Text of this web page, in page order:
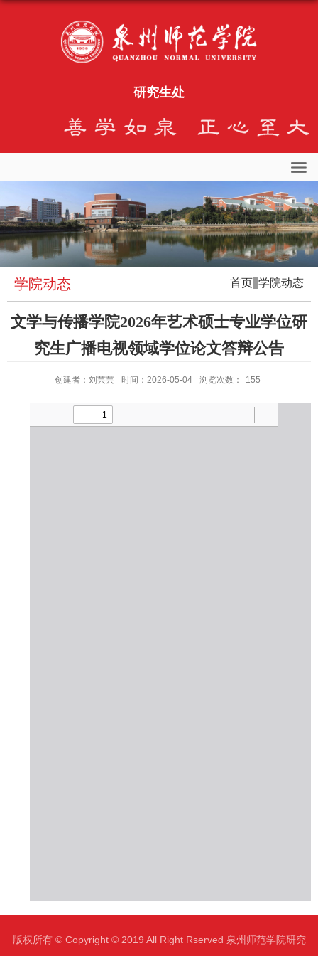
研究生处
首页 学院动态
学院动态
文学与传播学院2026年艺术硕士专业学位研
究生广播电视领域学位论文答辩公告
创建者：刘芸芸 时间：2026-05-04 浏览次数： 155
版权所有 © Copyright © 2019 All Right Rserved 泉州师范学院研究